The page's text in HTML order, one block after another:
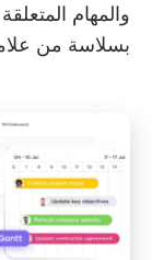
والمهام
بسلاسة من